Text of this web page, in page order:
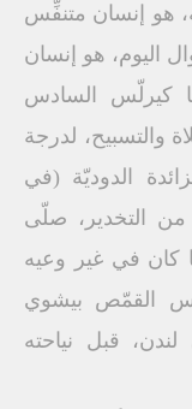
هو إنسان متنفِّس
اليوم، هو إنسان
كيرلّس السادس
والتسبيح، لدرجة
الدوديّة (في
من التخدير، صلّى
كان في غير وعيه
القمّص بيشوي
قبل نياحته